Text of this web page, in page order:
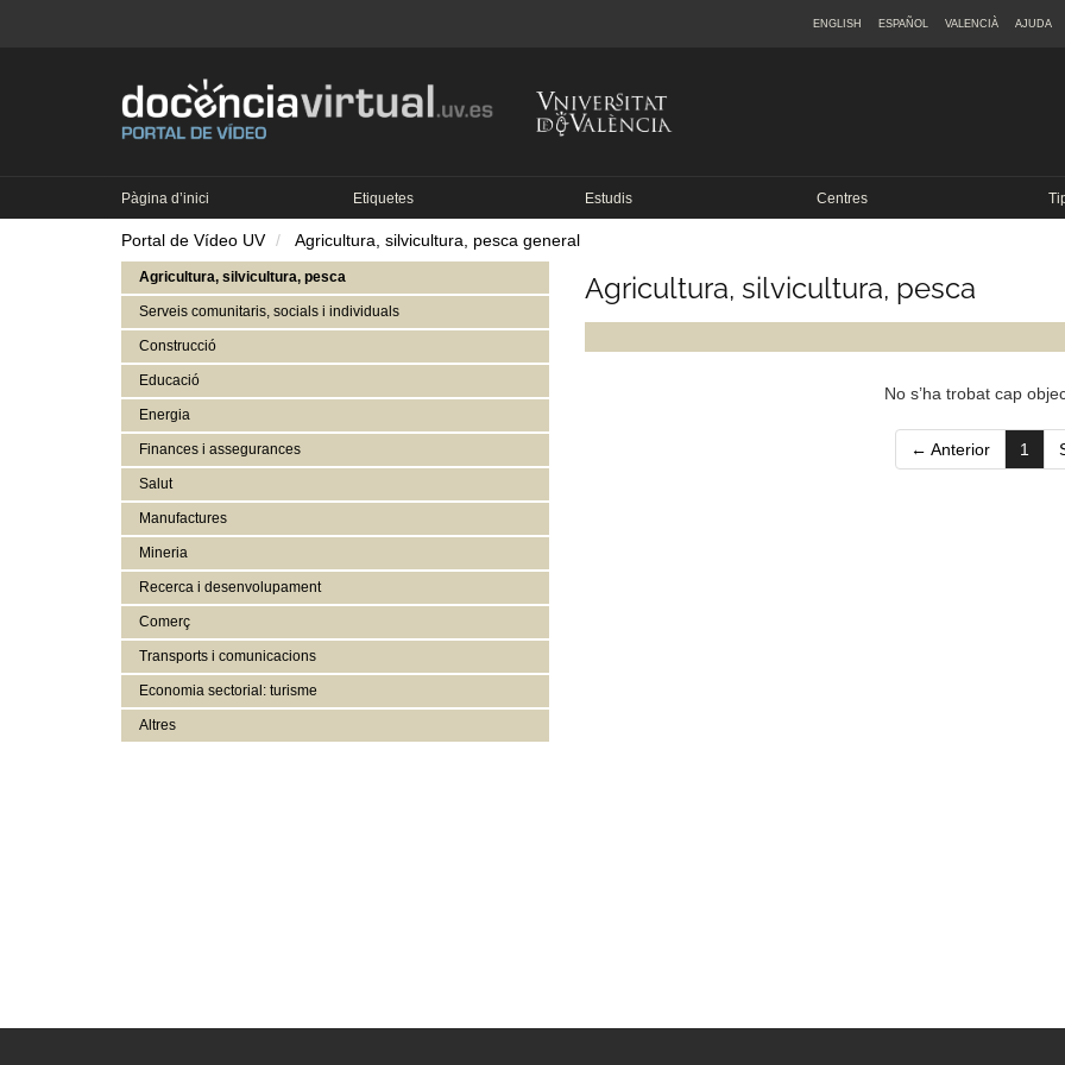
ENGLISH ESPAÑOL VALENCIÀ AJUDA
Pàgina d’inici Etiquetes Estudis Centres
Portal de Vídeo UV Agricultura, silvicultura, pesca general
Agricultura, silvicultura, pesca
Serveis comunitaris, socials i individuals
Construcció
Educació
Energia
Finances i assegurances
Salut
Manufactures
Mineria
Recerca i desenvolupament
Comerç
Transports i comunicacions
Economia sectorial: turisme
Altres
Agricultura, silvicultura, pesca
No s’ha trobat cap
← Anterior 1